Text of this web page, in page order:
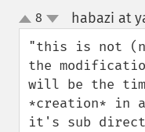
up
down
8 habazi at
"this is not
the
will be the
*creation* in
it's sub